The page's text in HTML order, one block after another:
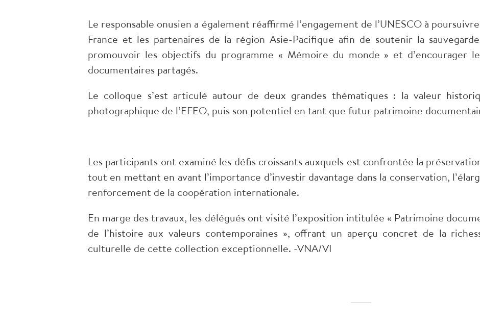
Le responsable onusien a également réaffirmé l’engagement de l’UNESCO à
France et les partenaires de la région Asie-Pacifique afin de soutenir la
promouvoir les objectifs du programme « Mémoire du monde » et d’encourager
documentaires partagés.
Le colloque s’est articulé autour de deux grandes thématiques : la valeur
photographique de l’EFEO, puis son potentiel en tant que futur patrimoine
Les participants ont examiné les défis croissants auxquels est confrontée la
tout en mettant en avant l’importance d’investir davantage dans la conservation,
renforcement de la coopération internationale.
En marge des travaux, les délégués ont visité l’exposition intitulée « Patrimoine
de l’histoire aux valeurs contemporaines », offrant un aperçu concret de la
culturelle de cette collection exceptionnelle. -VNA/VI